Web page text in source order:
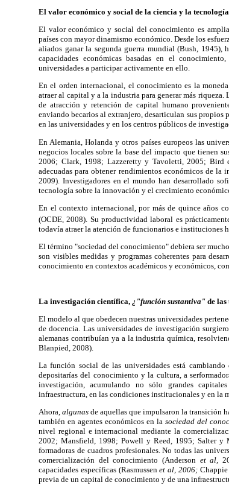
El valor económico y social de la ciencia y la tecnología
El valor económico y social del conocimiento es
países con mayor dinamismo económico. Desde los
aliados ganar la segunda guerra mundial (Bush, 1945),
capacidades económicas basadas en el
universidades a participar activamente en ello.
En el orden internacional, el conocimiento es la
atraer al capital y a la industria para generar más
de atracción y retención de capital humano
enviando becarios al extranjero, desarticulan sus
en las universidades y en los centros públicos de
En Alemania, Holanda y otros países europeos las
negocios locales sobre la base del impacto que tienen
2006; Clark, 1998; Lazzeretty y Tavoletti, 2005; Bird
adecuadas para obtener rendimientos económicos de
2009). Investigadores en el mundo han desarrollado
tecnología sobre la innovación y el crecimiento
En el contexto internacional, por más de quince años
(OCDE, 2008). Su productividad laboral es
todavía atraer la atención de funcionarios e instituciones
El término "sociedad del conocimiento" debiera ser
son visibles medidas y programas coherentes para
conocimiento en contextos académicos y económicos,
La investigación científica, ¿"función sustantiva" de las
El modelo al que obedecen nuestras universidades
de docencia. Las universidades de investigación
alemanas contribuían ya a la industria química,
Blanpied, 2008).
La función social de las universidades está cambiando
depositarías del conocimiento y la cultura, a
investigación, acumulando no sólo grandes
infraestructura, en las condiciones institucionales y en la
Ahora, algunas de aquellas que impulsaron la transición
también en agentes económicos en la sociedad del
nivel regional e internacional mediante la
2002; Mansfield, 1998; Powell y Reed, 1995; Salter
formadoras de cuadros profesionales. No todas las
comercialización del conocimiento (Anderson et al,
capacidades específicas (Rasmussenet al, 2006;
previa de un capital de conocimiento y de una